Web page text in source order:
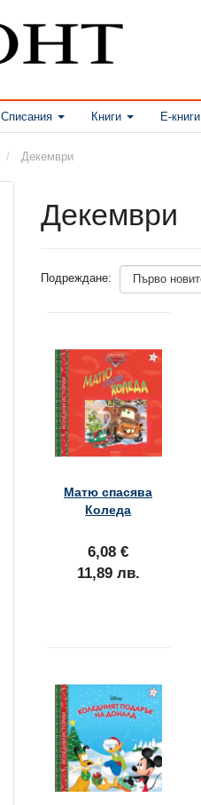
Списания Книги Е-книги
Декември
Декември
Подреждане:
Матю спасява
Коледа
6,08 €
11,89 лв.